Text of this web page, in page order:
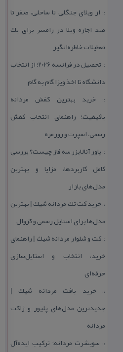
:: از ویلای جنگلی تا ساحلی، صفر تا
صد اجاره ویلا در رامسر برای یك
تعطیلات خاطره‌انگیز
::
تحصیل در فرانسه 2026؛ از انتخاب
دانشگاه تا اخذ ویزا گام به گام
::خرید بهترین كفش مردانه
باكیفیت؛ راهنمای انتخاب كفش
رسمی، اسپرت و روزمره
:: پاور آنالایزر سه فاز چیست؟ بررسی
كامل كاربردها، مزایا و بهترین
مدل‌های بازار
::خرید كت تك مردانه شیك | بهترین
مدل‌ها برای استایل رسمی و كژوال
::كت و شلوار مردانه شیك | راهنمای
خرید، انتخاب و استایل‌سازی
حرفه‌ای
::خرید بافت مردانه شیك |
جدیدترین مدل‌های پلیور و ژاكت
مردانه
:: سویشرت مردانه؛ تركیب ایده‌آل